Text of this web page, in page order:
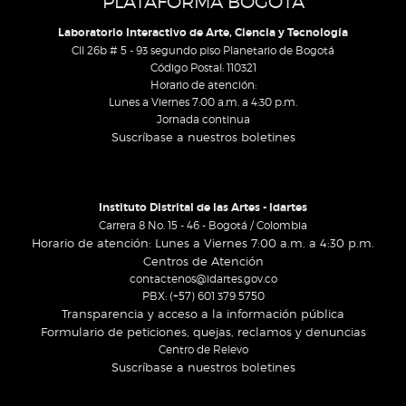
Laboratorio Interactivo de Arte, Ciencia y Tecnología
Cll 26b # 5 - 93 segundo piso Planetario de Bogotá
Código Postal: 110321
Horario de atención:
Lunes a Viernes 7:00 a.m. a 4:30 p.m.
Jornada continua
Suscríbase a nuestros boletines
Instituto Distrital de las Artes - Idartes
Carrera 8 No. 15 - 46 - Bogotá / Colombia
Horario de atención: Lunes a Viernes 7:00 a.m. a 4:30 p.m.
Centros de Atención
contactenos@idartes.gov.co
PBX: (+57) 601 379 5750
Transparencia y acceso a la información pública
Formulario de peticiones, quejas, reclamos y denuncias
Centro de Relevo
Suscríbase a nuestros boletines